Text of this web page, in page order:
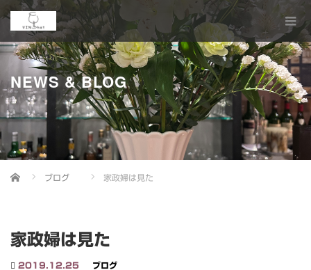
NEWS & BLOG
Home ブログ 家政婦は見た
家政婦は見た
2019.12.25 ブログ